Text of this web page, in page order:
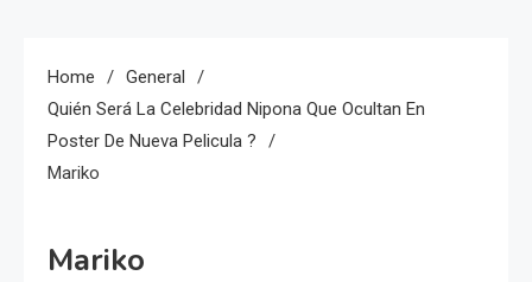
Home
General
Quién Será La Celebridad Nipona Que Ocultan En
Poster De Nueva Pelicula ?
Mariko
Mariko